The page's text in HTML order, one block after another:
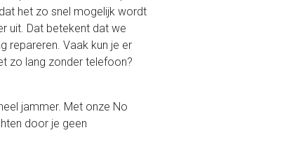
het zo snel mogelijk wordt
uit. Dat betekent dat we
repareren. Vaak kun je er
zo lang zonder telefoon?
jammer. Met onze No
door je geen